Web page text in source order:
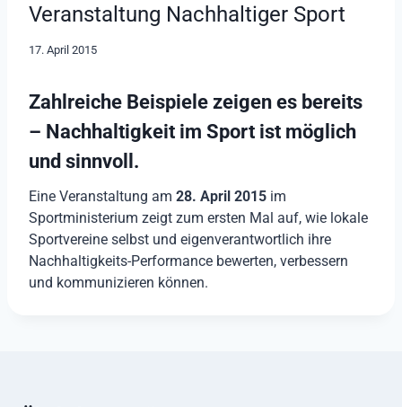
Veranstaltung Nachhaltiger Sport
17. April 2015
Zahlreiche Beispiele zeigen es bereits
– Nachhaltigkeit im Sport ist möglich
und sinnvoll.
Eine Veranstaltung am 28. April 2015 im
Sportministerium zeigt zum ersten Mal auf, wie lokale
Sportvereine selbst und eigenverantwortlich ihre
Nachhaltigkeits-Performance bewerten, verbessern
und kommunizieren können.